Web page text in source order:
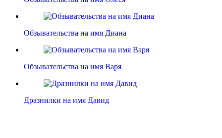
Обзывательства на имя Диана
Обзывательства на имя Варя
Дразнилки на имя Давид